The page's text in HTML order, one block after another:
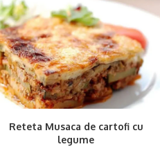
Reteta Musaca de cartofi cu
legume